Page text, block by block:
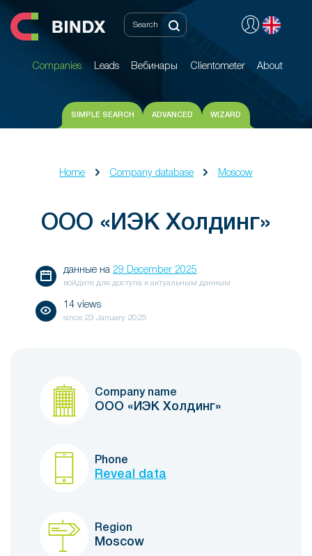
Companies Leads Вебинары Clientometer About
Companies Leads Вебинары Clientometer About
SIMPLE SEARCH ADVANCED WIZARD
Home Company database Moscow
ООО «ИЭК Холдинг»
данные на 29 December 2025
войдите для доступа к актуальным данным
14 views
since 23 January 2025
Company name
ООО «ИЭК Холдинг»
Phone
Reveal data
Region
Moscow